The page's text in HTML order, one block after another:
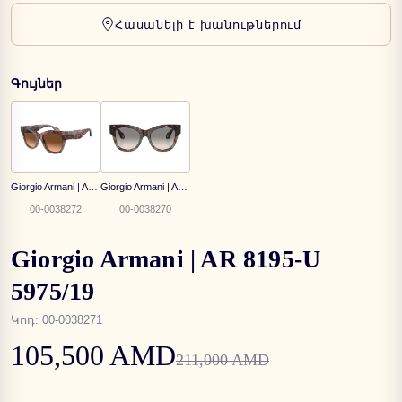
Հասանելի է խանութներում
Գույներ
00-0038272 00-0038270
Giorgio Armani | AR 8195-U
5975/19
Կոդ: 00-0038271
105,500 AMD211,000 AMD